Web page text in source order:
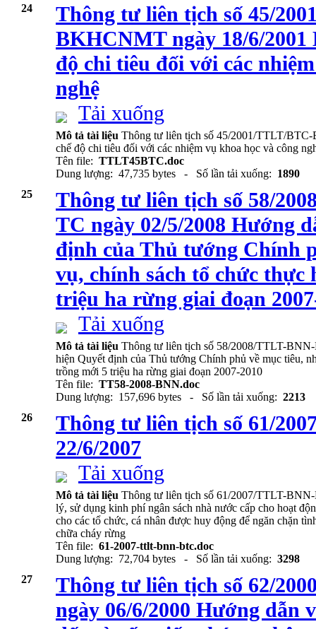
24
Thông tư liên tịch số 45/
BKHCNMT ngày 18/6/2001
độ chi tiêu đối với các
nghệ
Tải xuống
Mô tả tài liệu Thông tư liên tịch số 45/2001/TTLT/
chế độ chi tiêu đối với các nhiệm vụ khoa học và công
Tên file: TTLT45BTC.doc
Dung lượng: 47,735 bytes - Số lần tải xuống: 1890
25
Thông tư liên tịch số 58/
TC ngày 02/5/2008 Hướng
định của Thủ tướng Chính
vụ, chính sách tổ chức
triệu ha rừng giai đoạn
Tải xuống
Mô tả tài liệu Thông tư liên tịch số 58/2008/TTLT-
hiện Quyết định của Thủ tướng Chính phủ về mục tiêu,
trồng mới 5 triệu ha rừng giai đoạn 2007-2010
Tên file: TT58-2008-BNN.doc
Dung lượng: 157,696 bytes - Số lần tải xuống: 2213
26
Thông tư liên tịch số 61/
22/6/2007
Tải xuống
Mô tả tài liệu Thông tư liên tịch số 61/2007/TTLT-
lý, sử dụng kinh phí ngân sách nhà nước cấp cho hoạt
cho các tổ chức, cá nhân được huy động để ngăn chặn
chữa cháy rừng
Tên file: 61-2007-ttlt-bnn-btc.doc
Dung lượng: 72,704 bytes - Số lần tải xuống: 3298
27
Thông tư liên tịch số 62/
ngày 06/6/2000 Hướng dẫn